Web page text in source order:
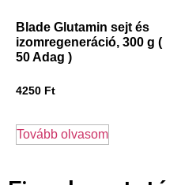
Blade Glutamin sejt és
izomregeneráció, 300 g (
50 Adag )
4250 Ft
Tovább olvasom